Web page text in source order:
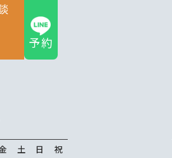
予約
土 日
祝